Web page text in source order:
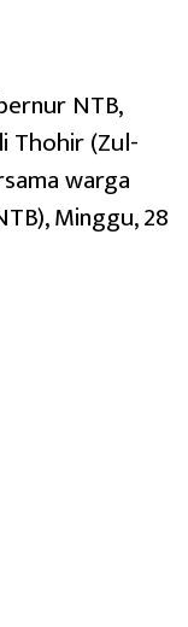
NTB,
Thohir (Zul-
warga
Minggu, 28